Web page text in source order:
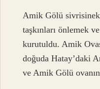
Amik Gölü
taşkınları önlemek
kurutuldu. Amik
doğuda Hatay’daki
ve Amik Gölü ovanın